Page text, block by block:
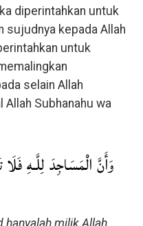
diperintahkan untuk
sujudnya kepada Allah
untuk
selain Allah
Allah Subhanahu wa
وَأَنَّ الْمَسَاجِدَ لِلَّـهِ فَلَا
milik Allah,